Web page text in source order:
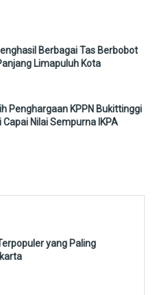
Berbagai Tas Berbobot
Limapuluh Kota
Penghargaan KPPN Bukittinggi
Nilai Sempurna IKPA
yang Paling